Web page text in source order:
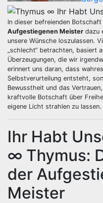
In dieser befreienden Botschaft
Aufgestiegenen Meister dazu
unsere Wünsche loszulassen.
„schlecht“ betrachten, basiert
Überzeugungen, die wir
erinnert uns daran, dass
Selbstverurteilung entsteht,
Bewusstheit und das
kraftvolle Botschaft über
eigene Licht strahlen zu lassen.
Ihr Habt
∞ Thymus:
der
Meister